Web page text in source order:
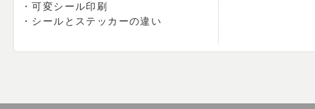
可変シール印刷
シールとステッカーの違い